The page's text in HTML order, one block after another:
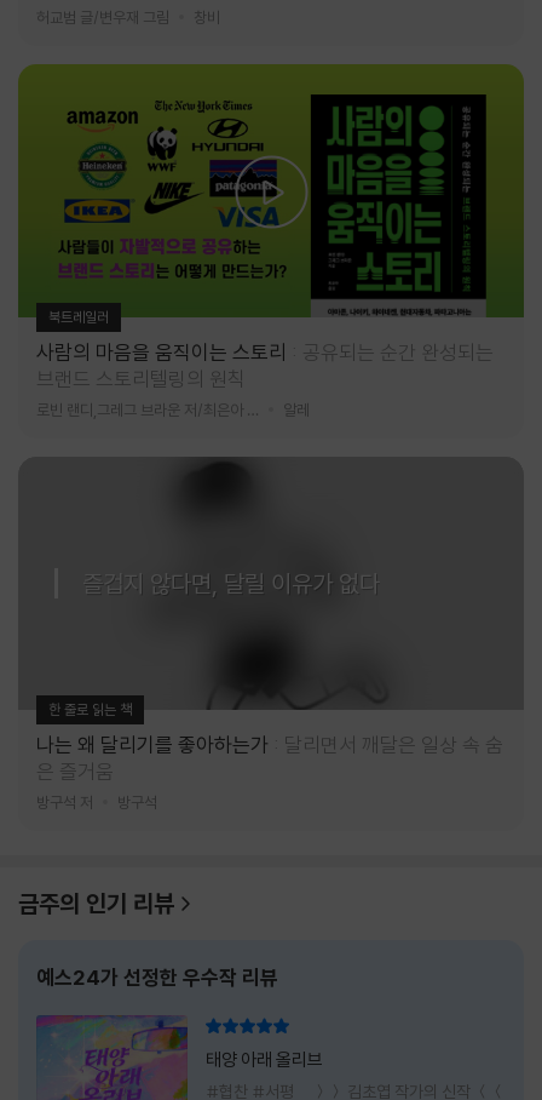
허교범 글/변우재 그림 창비
북트레일러
사람의 마음을 움직이는 스토리
공유되는 순간 완성되는
브랜드 스토리텔링의 원칙
알레
즐겁지 않다면, 달릴 이유가 없다
한 줄로 읽는 책
나는 왜 달리기를 좋아하는가
달리면서 깨달은 일상 속 숨
은 즐거움
방구석 저 방구석
금주의 인기 리뷰
예스24가 선정한 우수작 리뷰
태양 아래 올리브
#협찬 #서평 ＞＞ 김초엽 작가의 신작 ＜＜